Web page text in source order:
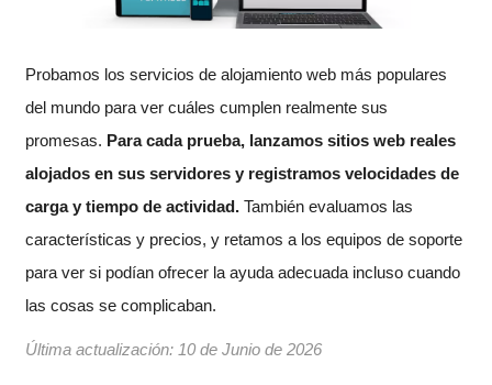
Probamos los servicios de alojamiento web más populares
del mundo para ver cuáles cumplen realmente sus
promesas. Para cada prueba, lanzamos sitios web reales
alojados en sus servidores y registramos velocidades de
carga y tiempo de actividad. También evaluamos las
características y precios, y retamos a los equipos de soporte
para ver si podían ofrecer la ayuda adecuada incluso cuando
las cosas se complicaban.
Última actualización: 10 de Junio de 2026